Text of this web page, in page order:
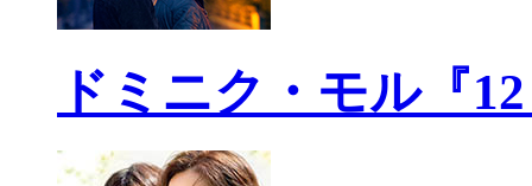
ドミニク・モル『